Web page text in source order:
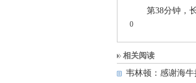
第38分钟，
0
相关阅读
韦林顿：感谢海